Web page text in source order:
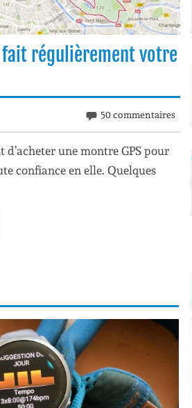
fait régulièrement votre
50 commentaires
d’acheter une montre GPS pour
confiance en elle. Quelques